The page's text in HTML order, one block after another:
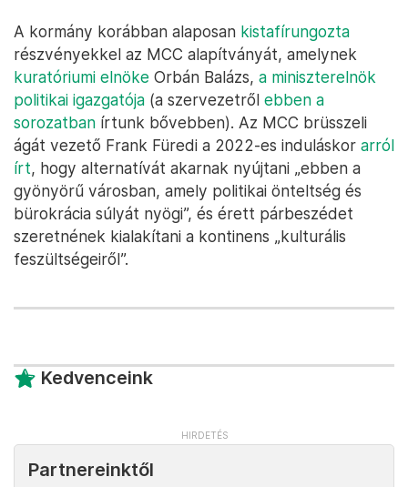
A kormány korábban alaposan kistafírungozta
részvényekkel az MCC alapítványát, amelynek
kuratóriumi elnöke Orbán Balázs, a miniszterelnök
politikai igazgatója (a szervezetről ebben a
sorozatban írtunk bővebben). Az MCC brüsszeli
ágát vezető Frank Füredi a 2022-es induláskor arról
írt, hogy alternatívát akarnak nyújtani „ebben a
gyönyörű városban, amely politikai önteltség és
bürokrácia súlyát nyögi”, és érett párbeszédet
szeretnének kialakítani a kontinens „kulturális
feszültségeiről”.
Kedvenceink
Partnereinktől